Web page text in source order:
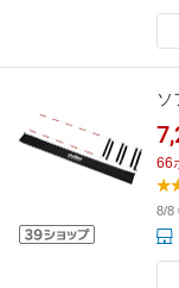
ソ
66
8/8